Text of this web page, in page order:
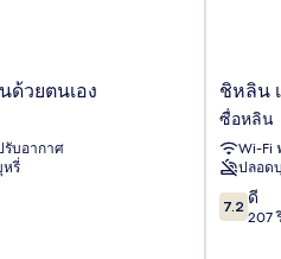
ด้วยตนเอง
รับอากาศ
รี่
ชิ
หลิน
เมโทร
โฮม
ซื่อ
หลิน
ชิหลิน
ซื่อหลิน
Wi-Fi
ปลอด
7.2
จาก
7.2 ดี
207